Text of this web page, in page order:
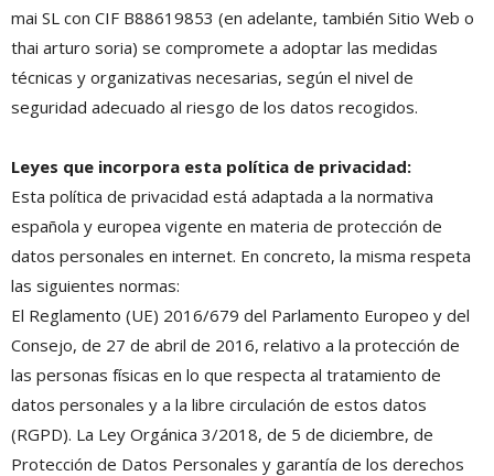
mai SL con CIF B88619853 (en adelante, también Sitio Web o
thai arturo soria) se compromete a adoptar las medidas
técnicas y organizativas necesarias, según el nivel de
seguridad adecuado al riesgo de los datos recogidos.
Leyes que incorpora esta política de privacidad:
Esta política de privacidad está adaptada a la normativa
española y europea vigente en materia de protección de
datos personales en internet. En concreto, la misma respeta
las siguientes normas:
El Reglamento (UE) 2016/679 del Parlamento Europeo y del
Consejo, de 27 de abril de 2016, relativo a la protección de
las personas físicas en lo que respecta al tratamiento de
datos personales y a la libre circulación de estos datos
(RGPD). La Ley Orgánica 3/2018, de 5 de diciembre, de
Protección de Datos Personales y garantía de los derechos